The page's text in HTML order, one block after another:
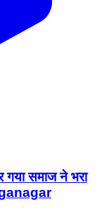
समाज ने भरा